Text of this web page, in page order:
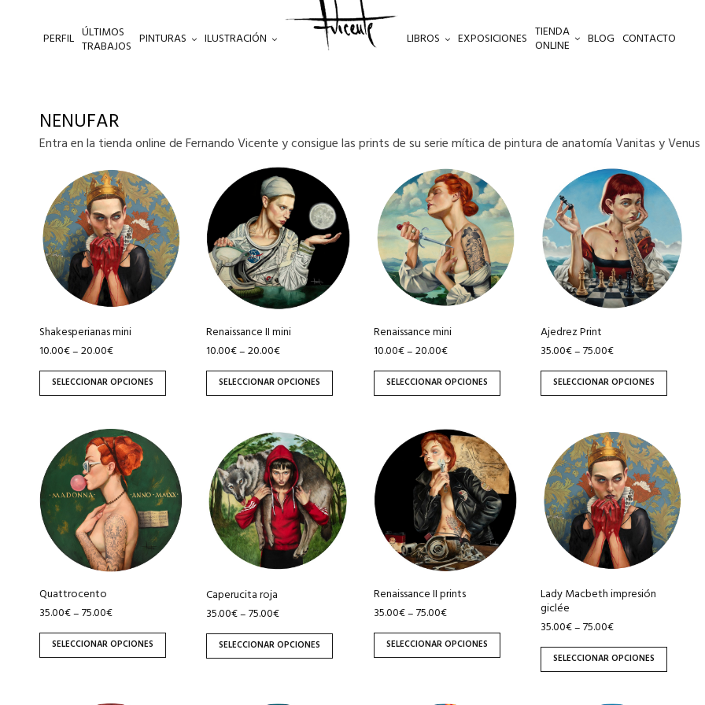
PERFIL ÚLTIMOS
TRABAJOS PINTURAS ILUSTRACIÓN LIBROS EXPOSICIONES TIENDA
ONLINE BLOG CONTACTO
NENUFAR
Entra en la tienda online de Fernando Vicente y consigue las prints de su serie mítica de pintura de anatomía Vanitas y Venus
Shakesperianas mini
10.00€–20.00€
SELECCIONAR OPCIONES
producto
tiene
múltiples
variantes.
Las
opciones
pueden
elegir
en
la
producto
Renaissance II mini
10.00€–20.00€
SELECCIONAR OPCIONES
producto
tiene
múltiples
variantes.
Las
opciones
pueden
elegir
en
la
producto
Renaissance mini
10.00€–20.00€
SELECCIONAR OPCIONES
producto
tiene
múltiples
variantes.
Las
opciones
pueden
elegir
en
la
producto
Ajedrez Print
35.00€–75.00€
SELECCIONAR OPCIONES
producto
tiene
múltiples
variantes.
Las
opciones
pueden
elegir
en
la
producto
Quattrocento
35.00€–75.00€
SELECCIONAR OPCIONES
producto
tiene
múltiples
variantes.
Las
opciones
pueden
elegir
en
la
Caperucita roja
35.00€–75.00€
SELECCIONAR OPCIONES
producto
tiene
múltiples
variantes.
Las
opciones
pueden
elegir
en
la
Renaissance II prints
35.00€–75.00€
SELECCIONAR OPCIONES
producto
tiene
múltiples
variantes.
Las
opciones
pueden
elegir
en
la
Lady Macbeth impresión
giclée
35.00€–75.00€
SELECCIONAR OPCIONES
producto
tiene
múltiples
variantes.
Las
opciones
pueden
elegir
en
la
página